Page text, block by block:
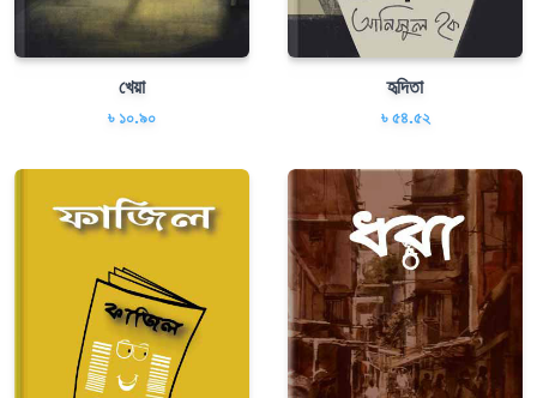
খেয়া
৳ ১০.৯০
হৃদিতা
৳ ৫৪.৫২